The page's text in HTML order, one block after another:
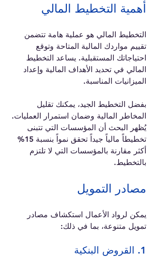
أهمية التخطيط المالي
التخطيط المالي هو عملية هامة تتضمن
تقييم مواردك المالية المتاحة وتوقع
احتياجاتك المستقبلية. يساعد التخطيط
المالي في تحديد الأهداف المالية وإعداد
الميزانيات المناسبة.
بفضل التخطيط الجيد، يمكنك تقليل
المخاطر المالية وضمان استمرار العمليات.
يُظهر البحث أن المؤسسات التي تتبنى
تخطيطاً مالياً جيداً تحقق نمواً بنسبة 15%
أكثر مقارنة بالمؤسسات التي لا تلتزم
بالتخطيط.
مصادر التمويل
يمكن لرواد الأعمال استكشاف مصادر
تمويل متنوعة، بما في ذلك:
1. القروض البنكية